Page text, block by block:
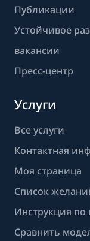
Публикации
Устойчивое
вакансии
Пресс-центр
Услуги
Все услуги
Контактная
Моя страница
Список
Инструкция
Сравнить